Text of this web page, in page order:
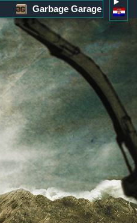
Garbage Garage